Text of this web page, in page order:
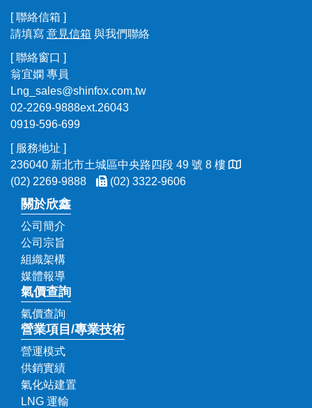
[ 聯絡信箱 ]
請填寫 意見信箱 與我們聯絡
[ 聯絡窗口 ]
翁宜嫻 專員
Lng_sales@shinfox.com.tw
02-2269-9888ext.26043
0919-596-699
[ 服務地址 ]
236040 新北市土城區中央路四段 49 號 8 樓
(02) 2269-9888
(02) 3322-9606
關於欣鑫
公司簡介
公司宗旨
組織架構
媒體報導
氣價查詢
氣價查詢
營業項目 /專業技術
營運模式
供銷實績
氣化站建置
LNG 運輸